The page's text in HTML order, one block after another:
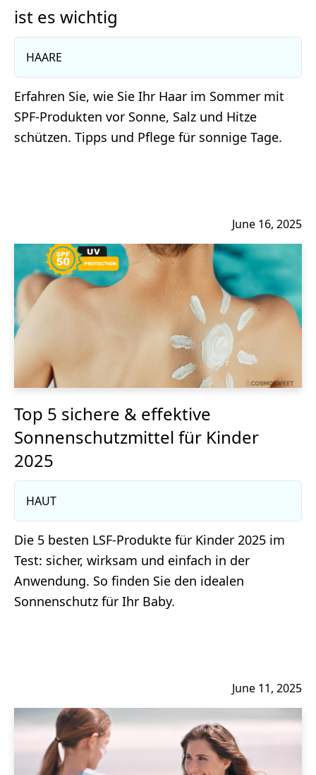
ist es wichtig
HAARE
Erfahren Sie, wie Sie Ihr Haar im Sommer mit
SPF-Produkten vor Sonne, Salz und Hitze
schützen. Tipps und Pflege für sonnige Tage.
June 16, 2025
Top 5 sichere & effektive
Sonnenschutzmittel für Kinder
2025
HAUT
Die 5 besten LSF-Produkte für Kinder 2025 im
Test: sicher, wirksam und einfach in der
Anwendung. So finden Sie den idealen
Sonnenschutz für Ihr Baby.
June 11, 2025